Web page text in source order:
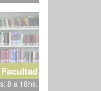
8 a 18hs.